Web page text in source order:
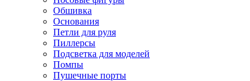
Обшивка
Основания
Петли для руля
Пиллерсы
Подсветка для моделей
Помпы
Пушечные порты